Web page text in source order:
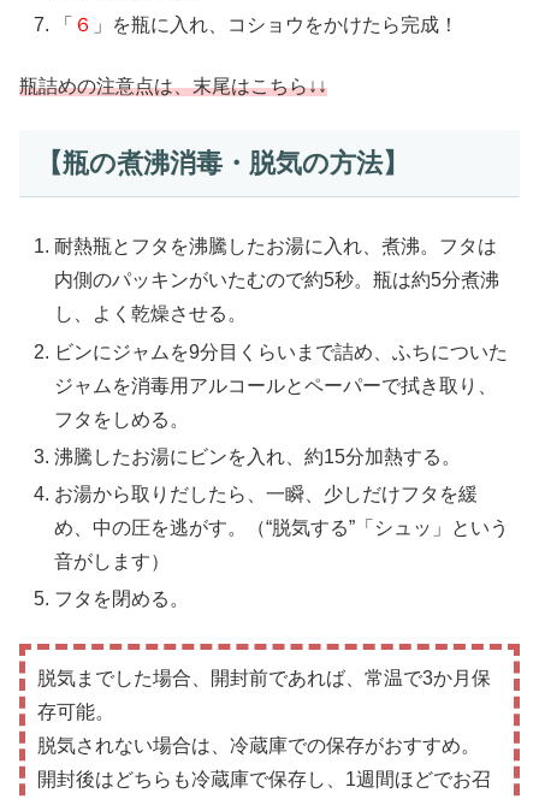
「 ６ 」を瓶に入れ、コショウをかけたら完成！
瓶詰めの注意点は、末尾はこちら↓↓
【瓶の煮沸消毒・脱気の方法】
耐熱瓶とフタを沸騰したお湯に入れ、煮沸。フタは
内側のパッキンがいたむので約5秒。瓶は約5分煮沸
し、よく乾燥させる。
ビンにジャムを9分目くらいまで詰め、ふちについた
ジャムを消毒用アルコールとペーパーで拭き取り、
フタをしめる。
沸騰したお湯にビンを入れ、約15分加熱する。
お湯から取りだしたら、一瞬、少しだけフタを緩
め、中の圧を逃がす。（“脱気する”「シュッ」という
音がします）
フタを閉める。
脱気までした場合、開封前であれば、常温で3か月保
存可能。
脱気されない場合は、冷蔵庫での保存がおすすめ。
開封後はどちらも冷蔵庫で保存し、1週間ほどでお召